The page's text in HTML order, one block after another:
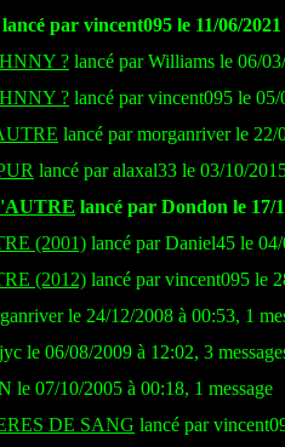
lancé par vincent095 le 11/06/2021
? lancé par Williams le 06/
? lancé par vincent095 le
lancé par morganriver le 22/
lancé par alaxal33 le 03/10/
lancé par Dondon le 17/
(2001) lancé par Daniel45 le
(2012) lancé par vincent095 le
le 24/12/2008 à 00:53, 1
le 06/08/2009 à 12:02, 3
le 07/10/2005 à 00:18, 1 message
DE SANG lancé par